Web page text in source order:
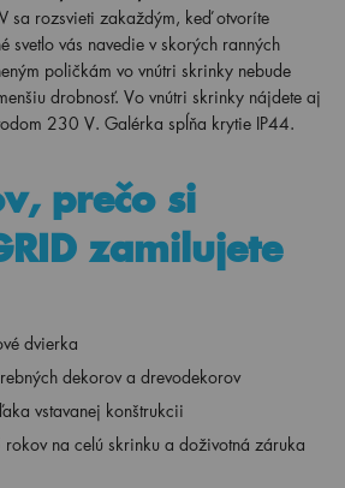
sa rozsvieti zakaždým, keď otvoríte
svetlo vás navedie v skorých ranných
poličkám vo vnútri skrinky nebude
drobnosť. Vo vnútri skrinky nájdete aj
230 V. Galérka spĺňa krytie IP44.
prečo si
zamilujete
dvierka
dekorov a drevodekorov
vstavanej konštrukcii
na celú skrinku a doživotná záruka